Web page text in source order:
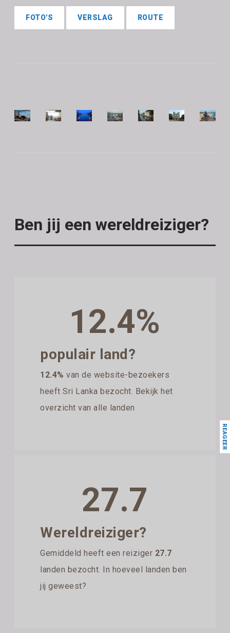
FOTO'S VERSLAG ROUTE
Ben jij een wereldreiziger?
12.4%
populair land?
12.4% van de website-bezoekers
heeft Sri Lanka bezocht. Bekijk het
overzicht van alle landen
27.7
Wereldreiziger?
Gemiddeld heeft een reiziger 27.7
landen bezocht. In hoeveel landen ben
jij geweest?
REAGEER